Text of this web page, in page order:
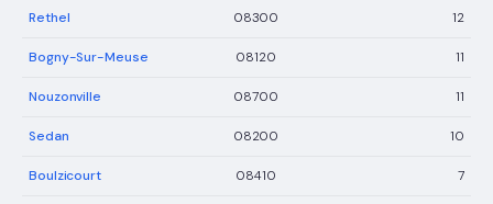
Rethel 08300 12
Bogny-Sur-Meuse 08120 11
Nouzonville 08700 11
Sedan 08200 10
Boulzicourt 08410 7